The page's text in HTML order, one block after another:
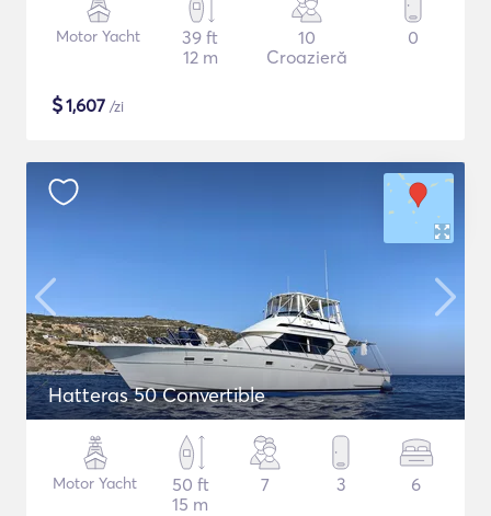
Motor Yacht
39 ft
12 m
10
Croazieră
0
$1,607 /zi
Hatteras 50 Convertible
Motor Yacht
50 ft
15 m
7 3 6